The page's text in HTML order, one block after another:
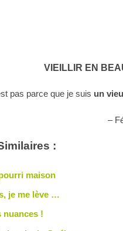
VIEILLIR EN
pas parce que je suis un
–
:
maison
je me lève …
nuances !